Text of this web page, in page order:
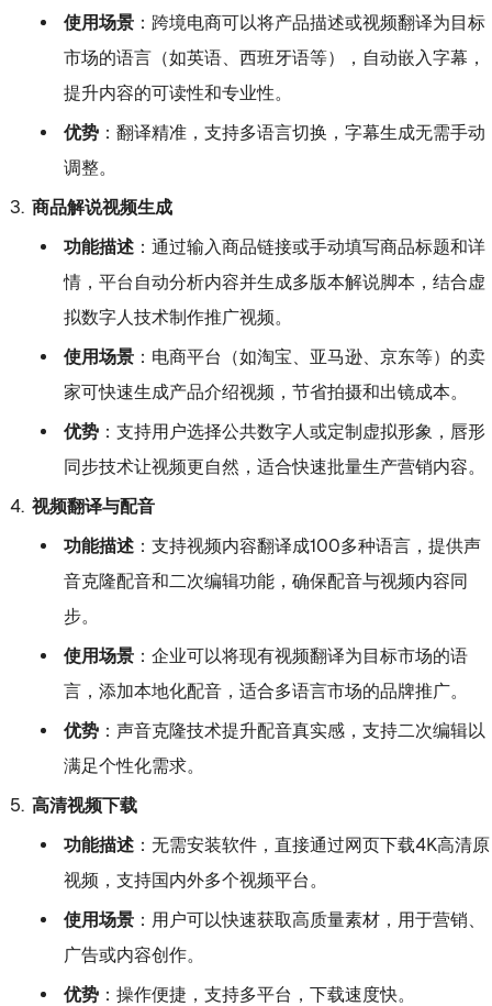
使用场景：跨境电商可以将产品描述或视频翻译为目标
市场的语言（如英语、西班牙语等），自动嵌入字幕，
提升内容的可读性和专业性。
优势：翻译精准，支持多语言切换，字幕生成无需手动
调整。
商品解说视频生成
功能描述：通过输入商品链接或手动填写商品标题和详
情，平台自动分析内容并生成多版本解说脚本，结合虚
拟数字人技术制作推广视频。
使用场景：电商平台（如淘宝、亚马逊、京东等）的卖
家可快速生成产品介绍视频，节省拍摄和出镜成本。
优势：支持用户选择公共数字人或定制虚拟形象，唇形
同步技术让视频更自然，适合快速批量生产营销内容。
视频翻译与配音
功能描述：支持视频内容翻译成100多种语言，提供声
音克隆配音和二次编辑功能，确保配音与视频内容同
步。
使用场景：企业可以将现有视频翻译为目标市场的语
言，添加本地化配音，适合多语言市场的品牌推广。
优势：声音克隆技术提升配音真实感，支持二次编辑以
满足个性化需求。
高清视频下载
功能描述：无需安装软件，直接通过网页下载4K高清原
视频，支持国内外多个视频平台。
使用场景：用户可以快速获取高质量素材，用于营销、
广告或内容创作。
优势：操作便捷，支持多平台，下载速度快。